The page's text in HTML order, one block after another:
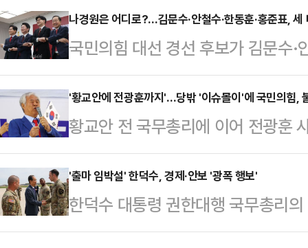
닌가 우려하고 있다"고 비판했다.
대행 시정연설에 대한 당 차원의
일 오전 1…
표기한 기준을 초과하는 요오드가
기준 초과 요오드로 인한 회수 대
된 1560mg 60정 제품이다. 바코
품은 요오드 함량을 60㎍으로 표
출돼 표기량의 216%에 달하는 것
80~1…
나경원은 어디로?…김문수·안철수·한동훈·홍준표,
국민의힘 대선 경선 후보가 김문수
명으로 추려지면서, 후보 간 세 대
(탄핵 반대파)' 2명, '찬탄파(탄핵
선에서 중도 하차한 후보 4명의 지
의 변수라는 관측이 나온다.23일 김
르면 각 후보는 2차 경선에서는 책
사를 각각 50%씩 반영해 결선 후
포섭…
'황교안에 전광훈까지'…당밖 '이슈몰이'에 국민의힘,
황교안 전 국무총리에 이어 전광훈
다는 얘기에 국민의힘이 불편한 기
표가 갈라지면서 정권재창출에 어
적 국민들이 총결집해야만 해볼만
간 쳐질 '반(反)이재명 빅텐트'에 합
'출마 임박설' 한덕수, 경제·안보 '광폭 행보'
한덕수 대통령 권한대행 국무총리
측이 정치권 일각에서 나오고 있는